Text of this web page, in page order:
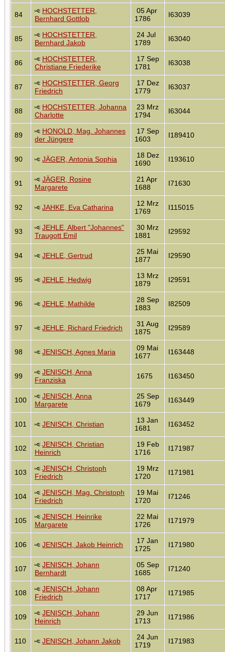
84
HOCHSTETTER,
Bernhard Gottlob
05 Apr
1786
I63039
85
HOCHSTETTER,
Bernhard Jakob
24 Jul
1789
I63040
86
HOCHSTETTER,
Christiane Friederike
17 Sep
1781
I63038
87
HOCHSTETTER, Georg
Friedrich
17 Dez
1779
I63037
88
HOCHSTETTER, Johanna
Charlotte
23 Mrz
1794
I63044
89
HONOLD, Mag. Johannes
der Jüngere
17 Sep
1603
I189410
90 JÄGER, Antonia Sophia
18 Dez
1690
I193610
91
JÄGER, Rosine
Margarete
21 Apr
1688
I71630
92 JAHKE, Eva Catharina
12 Mrz
1769
I115015
93
JEHLE, Albert "Johannes"
Traugott Emil
30 Mrz
1881
I29592
94 JEHLE, Gertrud
25 Mai
1877
I29590
95 JEHLE, Hedwig
13 Mrz
1879
I29591
96 JEHLE, Mathilde
28 Sep
1883
I82509
97 JEHLE, Richard Friedrich
31 Aug
1875
I29589
98 JENISCH, Agnes Maria
09 Mai
1677
I163448
99
JENISCH, Anna
Franziska
1675 I163450
100
JENISCH, Anna
Margarete
25 Sep
1679
I163449
101 JENISCH, Christian
13 Jan
1681
I163452
102
JENISCH, Christian
Heinrich
19 Feb
1716
I171987
103
JENISCH, Christoph
Friedrich
19 Mrz
1720
I171981
104
JENISCH, Mag. Christoph
Friedrich
19 Mai
1720
I71246
105
JENISCH, Heinrike
Margarete
22 Mai
1726
I171979
106 JENISCH, Jakob Heinrich
17 Jan
1725
I171980
107
JENISCH, Johann
Bernhardt
05 Sep
1685
I71240
108
JENISCH, Johann
Friedrich
08 Apr
1717
I171985
109
JENISCH, Johann
Heinrich
29 Jun
1713
I171986
110 JENISCH, Johann Jakob
24 Jun
1719
I171983